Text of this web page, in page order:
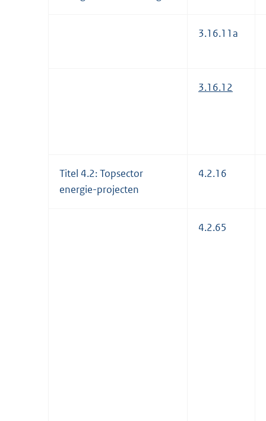
3.16.11a
3.16.12
Titel 4.2: Topsector
energie-projecten
4.2.16
4.2.65